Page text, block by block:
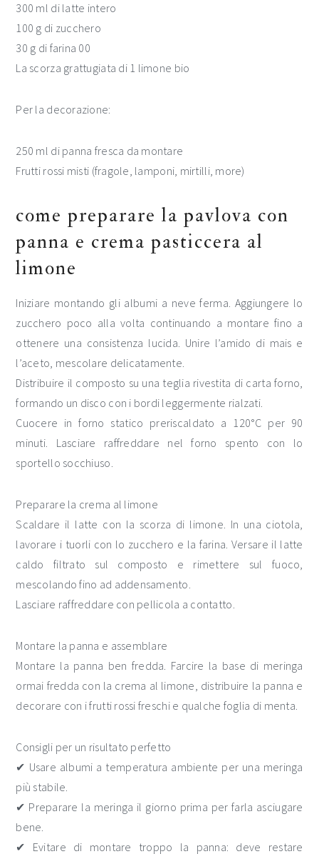
300 ml di latte intero
100 g di zucchero
30 g di farina 00
La scorza grattugiata di 1 limone bio
Per la decorazione:
250 ml di panna fresca da montare
Frutti rossi misti (fragole, lamponi, mirtilli, more)
come preparare la pavlova con
panna e crema pasticcera al
limone
Iniziare montando gli albumi a neve ferma. Aggiungere lo
zucchero poco alla volta continuando a montare fino a
ottenere una consistenza lucida. Unire l’amido di mais e
l’aceto, mescolare delicatamente.
Distribuire il composto su una teglia rivestita di carta forno,
formando un disco con i bordi leggermente rialzati.
Cuocere in forno statico preriscaldato a 120°C per 90
minuti. Lasciare raffreddare nel forno spento con lo
sportello socchiuso.
Preparare la crema al limone
Scaldare il latte con la scorza di limone. In una ciotola,
lavorare i tuorli con lo zucchero e la farina. Versare il latte
caldo filtrato sul composto e rimettere sul fuoco,
mescolando fino ad addensamento.
Lasciare raffreddare con pellicola a contatto.
Montare la panna e assemblare
Montare la panna ben fredda. Farcire la base di meringa
ormai fredda con la crema al limone, distribuire la panna e
decorare con i frutti rossi freschi e qualche foglia di menta.
Consigli per un risultato perfetto
✔ Usare albumi a temperatura ambiente per una meringa
più stabile.
✔ Preparare la meringa il giorno prima per farla asciugare
bene.
✔ Evitare di montare troppo la panna: deve restare